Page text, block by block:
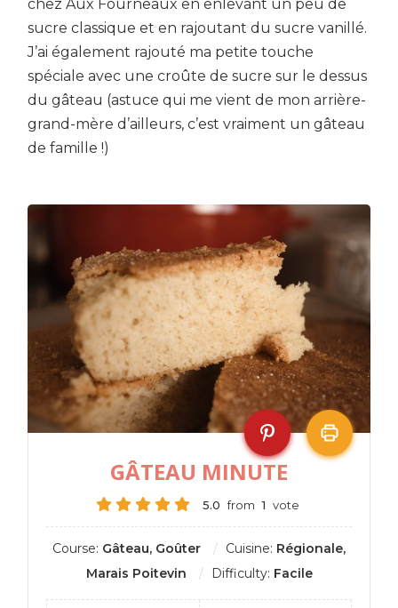
chez Aux Fourneaux en enlevant un peu de
sucre classique et en rajoutant du sucre vanillé.
J’ai également rajouté ma petite touche
spéciale avec une croûte de sucre sur le dessus
du gâteau (astuce qui me vient de mon arrière-
grand-mère d’ailleurs, c’est vraiment un gâteau
de famille !)
GÂTEAU MINUTE
5.0 from 1 vote
Course: Gâteau, Goûter Cuisine: Régionale,
Marais Poitevin
Difficulty: Facile